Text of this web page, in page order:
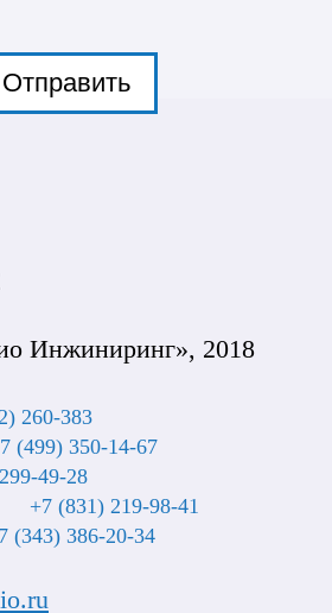
Отправить
Инжиниринг», 2018
260-383
(499) 350-14-67
49-28
+7 (831) 219-98-41
(343) 386-20-34